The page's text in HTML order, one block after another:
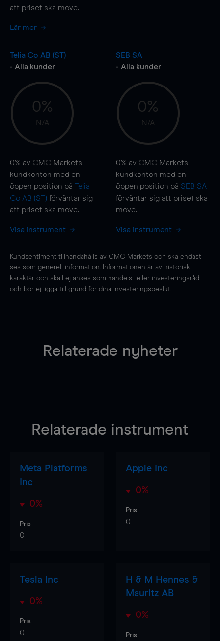
att priset ska move.
Lär mer
Telia Co AB (ST)
- Alla kunder
0%
N/A
0% av CMC Markets
kundkonton med en
öppen position på Telia
Co AB (ST) förväntar sig
att priset ska move.
Visa instrument
SEB SA
- Alla kunder
0%
N/A
0% av CMC Markets
kundkonton med en
öppen position på SEB SA
förväntar sig att priset ska
move.
Visa instrument
Kundsentiment tillhandahålls av CMC Markets och ska endast
ses som generell information. Informationen är av historisk
karaktär och skall ej anses som handels- eller investeringsråd
och bör ej ligga till grund för dina investeringsbeslut.
Relaterade nyheter
Relaterade instrument
Meta Platforms
Inc
0%
Pris
0
Apple Inc
0%
Pris
0
Tesla Inc
0%
Pris
0
H & M Hennes &
Mauritz AB
0%
Pris